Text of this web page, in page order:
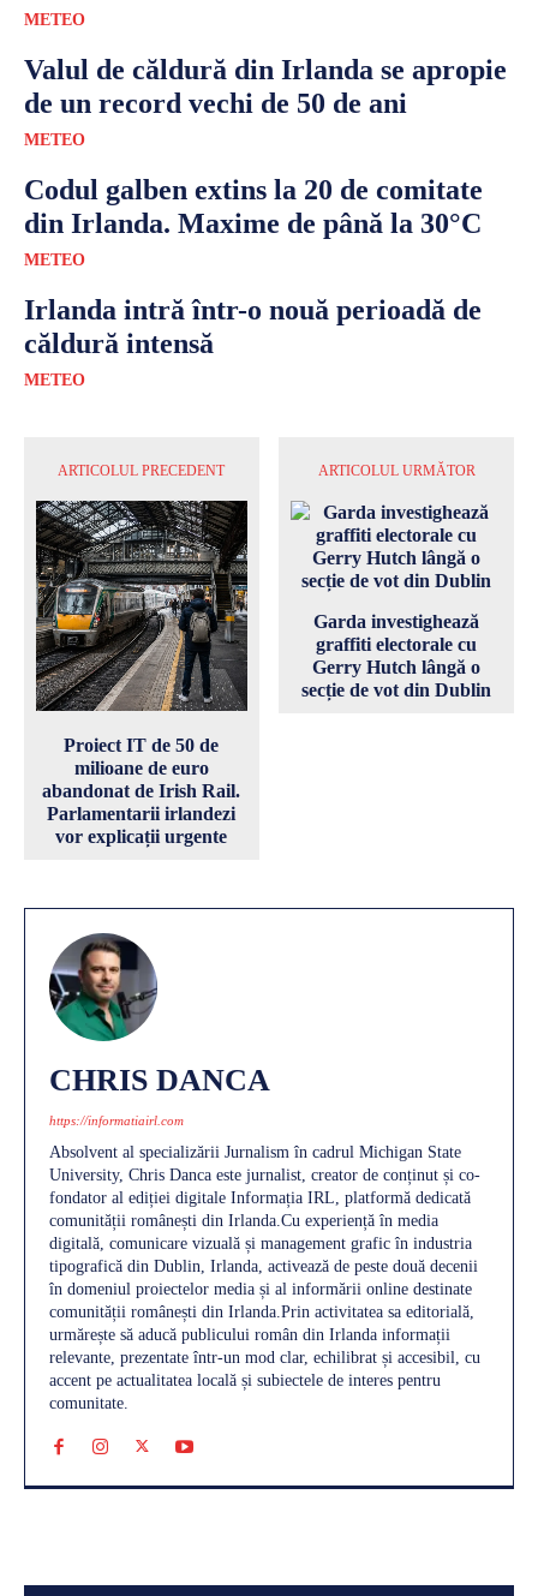
METEO
Valul de căldură din Irlanda se apropie
de un record vechi de 50 de ani
METEO
Codul galben extins la 20 de comitate
din Irlanda. Maxime de până la 30°C
METEO
Irlanda intră într-o nouă perioadă de
căldură intensă
METEO
ARTICOLUL PRECEDENT
Proiect IT de 50 de
milioane de euro
abandonat de Irish Rail.
Parlamentarii irlandezi
vor explicații urgente
ARTICOLUL URMĂTOR
Garda investighează
graffiti electorale cu
Gerry Hutch lângă o
secție de vot din Dublin
CHRIS DANCA
https://informatiairl.com
Absolvent al specializării Jurnalism în cadrul Michigan State
University, Chris Danca este jurnalist, creator de conținut și co-
fondator al ediției digitale Informația IRL, platformă dedicată
comunității românești din Irlanda.Cu experiență în media
digitală, comunicare vizuală și management grafic în industria
tipografică din Dublin, Irlanda, activează de peste două decenii
în domeniul proiectelor media și al informării online destinate
comunității românești din Irlanda.Prin activitatea sa editorială,
urmărește să aducă publicului român din Irlanda informații
relevante, prezentate într-un mod clar, echilibrat și accesibil, cu
accent pe actualitatea locală și subiectele de interes pentru
comunitate.